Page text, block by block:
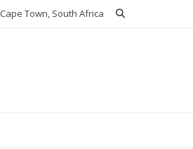
Cape Town, South Africa